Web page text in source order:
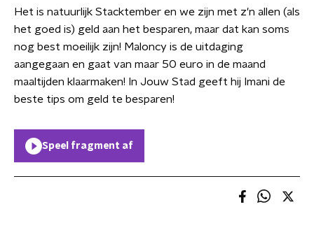
Het is natuurlijk Stacktember en we zijn met z'n allen (als
het goed is) geld aan het besparen, maar dat kan soms
nog best moeilijk zijn! Maloncy is de uitdaging
aangegaan en gaat van maar 50 euro in de maand
maaltijden klaarmaken! In Jouw Stad geeft hij Imani de
beste tips om geld te besparen!
Speel fragment af